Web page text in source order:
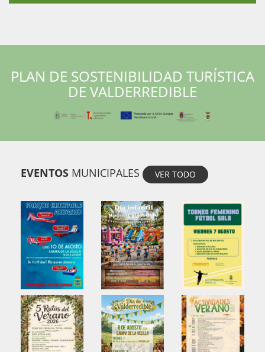
PLAN DE SOSTENIBILIDAD TURÍSTICA
DE VALDERREDIBLE
EVENTOS MUNICIPALES VER TODO